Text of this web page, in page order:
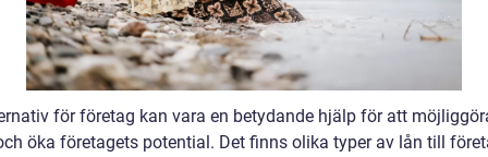
för företag kan vara en betydande hjälp för att
öka företagets potential. Det finns olika typer av lån till